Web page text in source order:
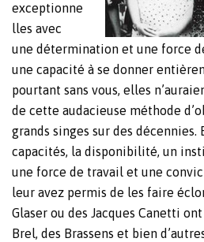
exceptionne
lles avec
une détermination et une force
une capacité à se donner
pourtant sans vous, elles
de cette audacieuse méthode
grands singes sur des décennies.
capacités, la disponibilité, un
une force de travail et une
leur avez permis de les faire
Glaser ou des Jacques Canetti
Brel, des Brassens et bien